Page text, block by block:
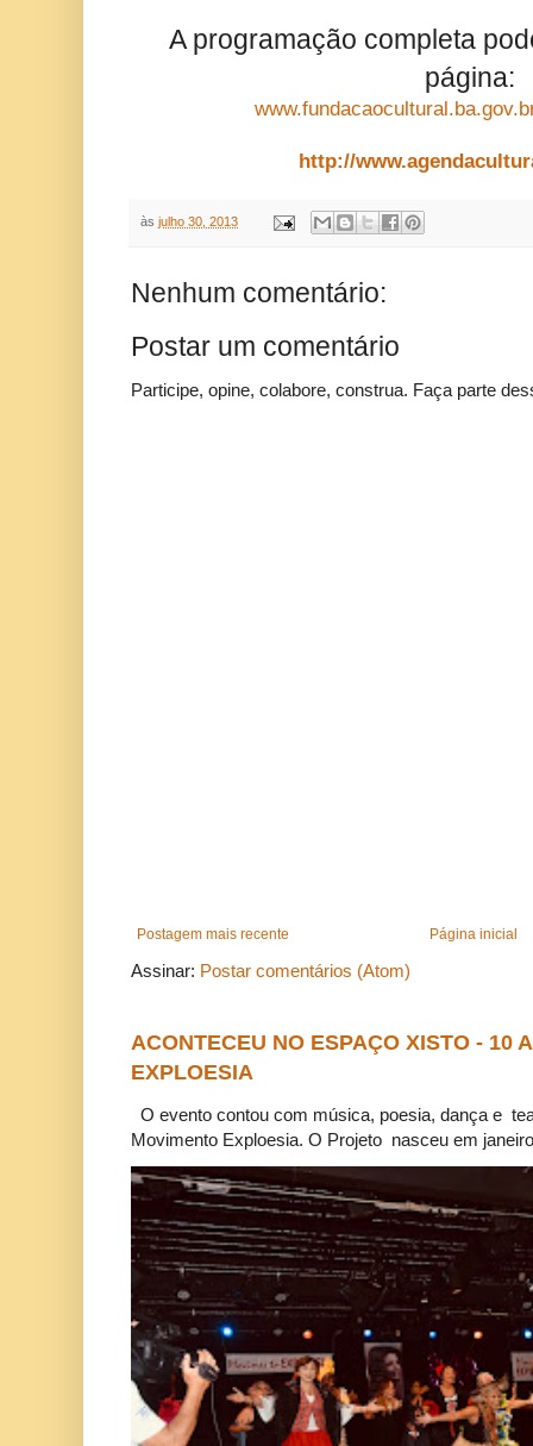
A programação completa
página:
http://
às julho 30, 2013
Nenhum comentário:
Postar um comentário
Participe, opine, colabore, construa. Faça parte
Postagem mais recente Página inicial
Assinar: Postar comentários (Atom)
ACONTECEU NO ESPAÇO XISTO - 10
EXPLOESIA
O evento contou com música, poesia, dança e
Movimento Exploesia. O Projeto nasceu em